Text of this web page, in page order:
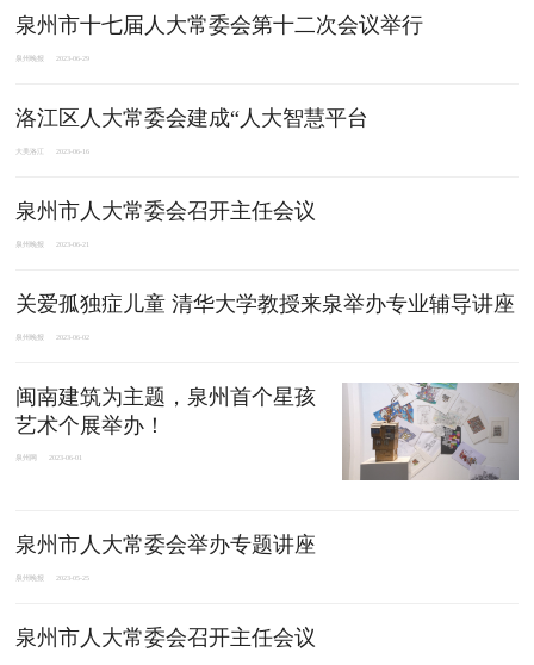
泉州市十七届人大常委会第十二次会议举行
泉州晚报 2023-06-29
洛江区人大常委会建成“人大智慧平台
大美洛江 2023-06-16
泉州市人大常委会召开主任会议
泉州晚报 2023-06-21
关爱孤独症儿童 清华大学教授来泉举办专业辅导讲座
泉州晚报 2023-06-02
闽南建筑为主题，泉州首个星孩
艺术个展举办！
泉州网 2023-06-01
泉州市人大常委会举办专题讲座
泉州晚报 2023-05-25
泉州市人大常委会召开主任会议